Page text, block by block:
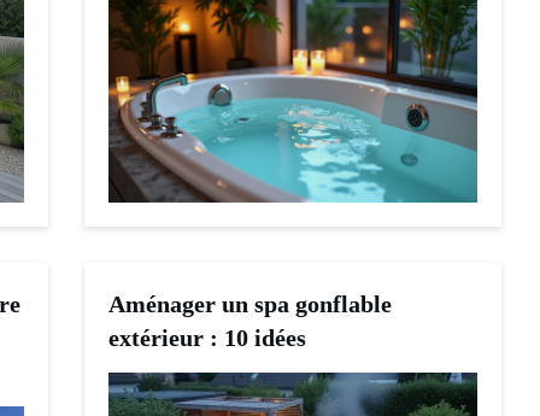
Aménager un spa gonflable
extérieur : 10 idées